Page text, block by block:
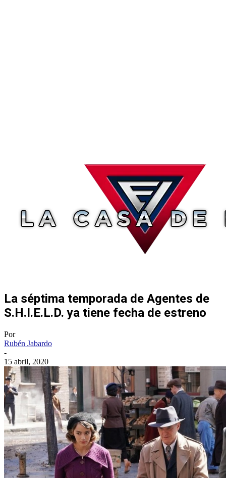
La séptima temporada de Agentes de
S.H.I.E.L.D. ya tiene fecha de estreno
Por
Rubén Jabardo
-
15 abril, 2020